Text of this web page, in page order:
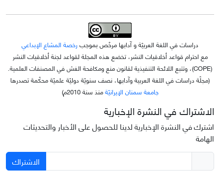
دراسات في اللغة العربيّة و آدابها مرخّص بموجب رخصة المشاع الإبداعي
مع احترام قواعد أخلاقيات النشر، تخضع هذه المجلة لقواعد لجنة أخلاقيات النشر
(COPE)، وتتبع اللائحة التنفيذية لقانون منع ومكافحة الغش في المصنفات العلمية.
(مجلّة دراسات في اللغة العربية وآدابها، نصف سنويّة دوليّة علميّة محکّمة تصدرها
جامعة سمنان الإيرانيّةمنذ سنة 2010م)
الاشتراك في النشرة الإخبارية
اشترك في النشرة الإخبارية لدينا للحصول على الأخبار والتحديثات
الهامة
الاشتراك